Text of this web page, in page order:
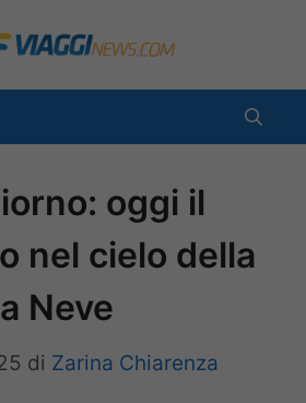
oggi il
nel cielo della
Neve
di Zarina Chiarenza